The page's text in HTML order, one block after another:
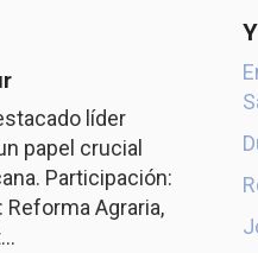
líder
papel crucial
Participación:
Reforma Agraria,